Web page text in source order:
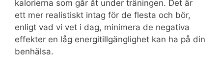
kalorierna som går åt under träningen. Det är
ett mer realistiskt intag för de flesta och bör,
enligt vad vi vet i dag, minimera de negativa
effekter en låg energitillgänglighet kan ha på din
benhälsa.